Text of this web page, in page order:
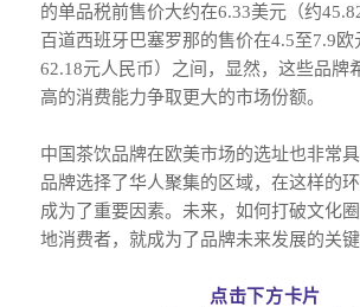
的单品税前售价大约在6.33美元（约
百道西班牙巴塞罗那的售价在4.5至7.9欧
62.18元人民币）之间，显然，这些品牌
高的消费能力争取更大的市场份额。
中国茶饮品牌在欧美市场的选址也非常
品牌选择了华人聚集的区域，在这样的
成为了重要因素。未来，如何打破文化
地消费者，就成为了品牌未来发展的关键
点击下方卡片